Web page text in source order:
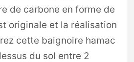
de carbone en forme de
originale et la réalisation
cette baignoire hamac
du sol entre 2